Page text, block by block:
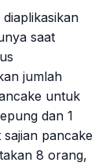
saat
jumlah
untuk
dan 1
pancake
8 orang,